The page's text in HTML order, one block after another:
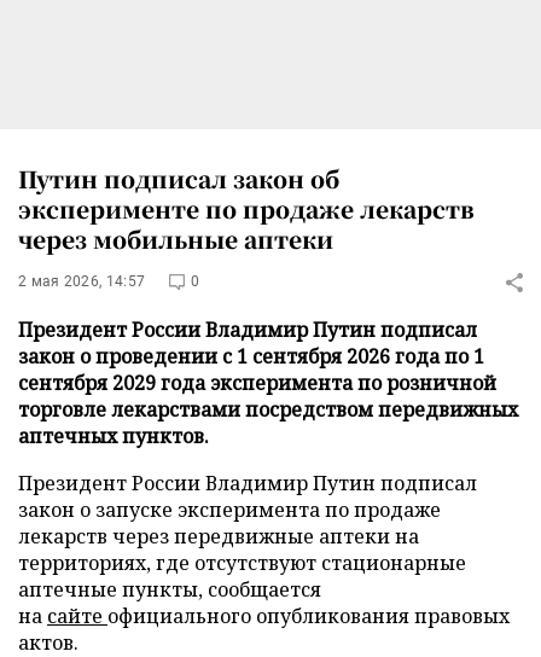
Путин подписал закон об
эксперименте по продаже лекарств
через мобильные аптеки
2 мая 2026, 14:57 0
Президент России Владимир Путин подписал
закон о проведении с 1 сентября 2026 года по 1
сентября 2029 года эксперимента по розничной
торговле лекарствами посредством передвижных
аптечных пунктов.
Президент России Владимир Путин подписал
закон о запуске эксперимента по продаже
лекарств через передвижные аптеки на
территориях, где отсутствуют стационарные
аптечные пункты, сообщается
на сайте официального опубликования правовых
актов.